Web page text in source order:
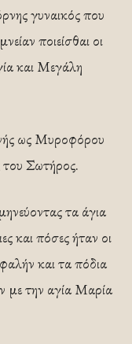
γυναι­κός που
ποιείσθαι οι
και Μεγάλη
ως Μυροφόρου
του Σωτήρος.
τα άγια
και πόσες ήταν οι
και τα πόδια
με την αγία Μαρία